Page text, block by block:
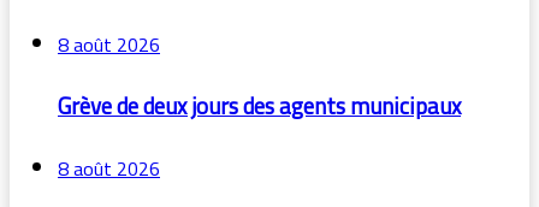
8 août 2026
Grève de deux jours des agents municipaux
8 août 2026